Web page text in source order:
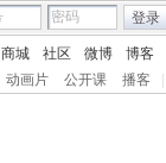
登录
商城 社区 微博 博客
动画片 公开课 播客